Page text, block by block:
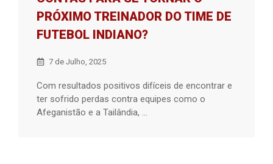
PRÓXIMO TREINADOR DO TIME DE
FUTEBOL INDIANO?
7 de Julho, 2025
Com resultados positivos difíceis de encontrar e
ter sofrido perdas contra equipes como o
Afeganistão e a Tailândia, ...